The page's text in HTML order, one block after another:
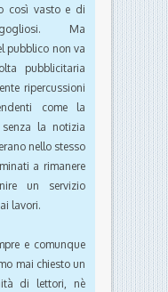
così vasto e di
Ma
pubblico non va
pubblicitaria
ripercussioni
come la
la notizia
nello stesso
a rimanere
un servizio
lavori.
e comunque
mai chiesto un
di lettori, nè